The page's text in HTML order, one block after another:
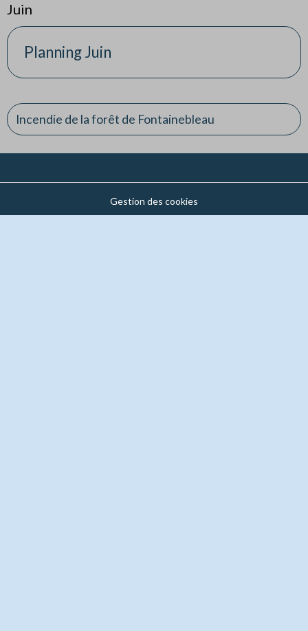
Juin
Planning Juin
Incendie de la forêt de Fontainebleau
Gestion des cookies